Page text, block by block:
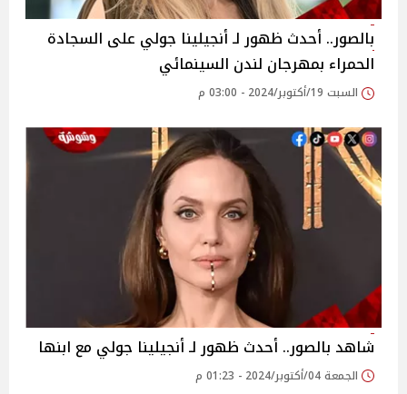
بالصور.. أحدث ظهور لـ أنجيلينا جولي على السجادة
الحمراء بمهرجان لندن السينمائي
السبت 19/أكتوبر/2024 - 03:00 م
شاهد بالصور.. أحدث ظهور لـ أنجيلينا جولي مع ابنها
الجمعة 04/أكتوبر/2024 - 01:23 م